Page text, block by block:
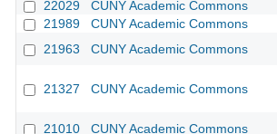
22029
CUNY Academic Commons
21989
CUNY Academic Commons
21963
CUNY Academic Commons
21327 CUNY Academic Commons
21010 CUNY Academic Commons